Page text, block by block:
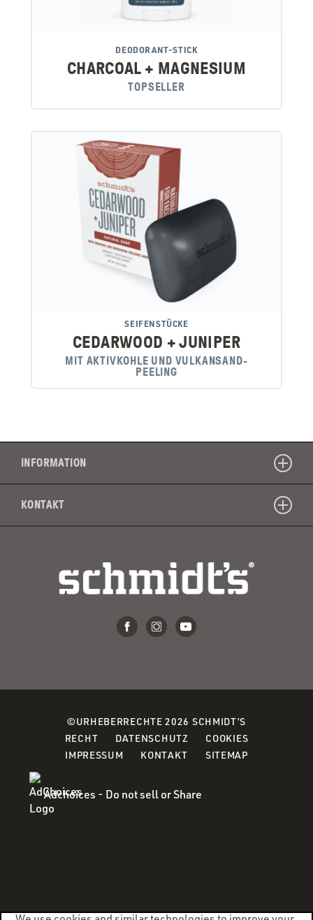
DEODORANT-STICK
CHARCOAL + MAGNESIUM
TOPSELLER
SEIFENSTÜCKE
CEDARWOOD + JUNIPER
MIT AKTIVKOHLE UND VULKANSAND-
PEELING
INFORMATION
KONTAKT
©URHEBERRECHTE 2026 SCHMIDT’S
RECHT(OPENS
IN
NEW
DATENSCHUTZ (OPENS
COOKIES(OPENS
IMPRESSUM KONTAKT SITEMAP
Adchoices - Do not sell or Share